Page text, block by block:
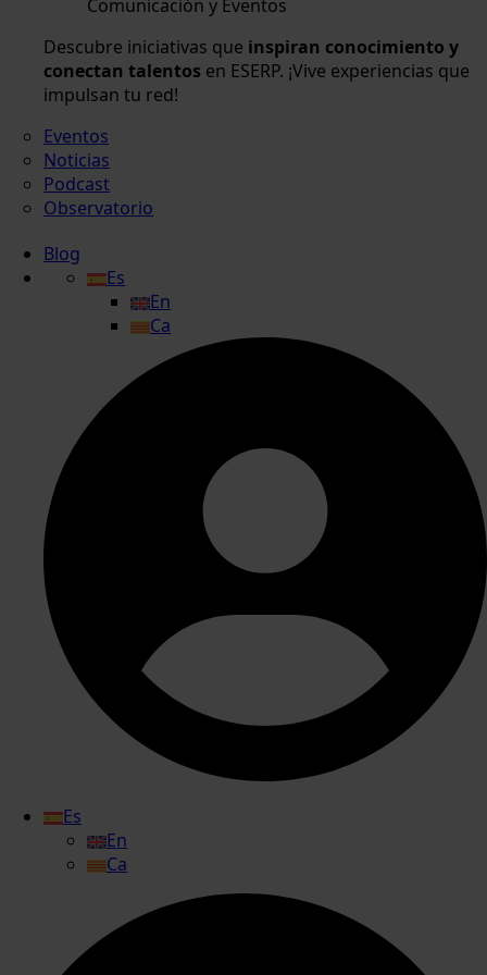
Comunicación y Eventos
Descubre iniciativas que inspiran conocimiento y
conectan talentos en ESERP. ¡Vive experiencias que
impulsan tu red!
Eventos
Noticias
Podcast
Observatorio
Blog
Es
En
Ca
Es
En
Ca